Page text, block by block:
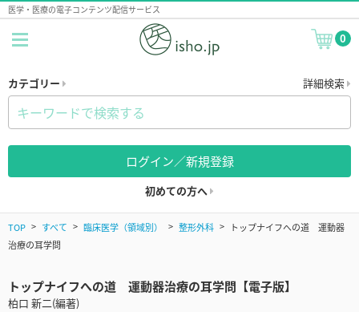
医学・医療の電子コンテンツ配信サービス
0
カテゴリー 詳細検索
ログイン／新規登録
初めての方へ
TOP すべて 臨床医学（領域別） 整形外科
トップナイフへの道 運動器
治療の耳学問
トップナイフへの道 運動器治療の耳学問【電子版】
柏口 新二(編著)